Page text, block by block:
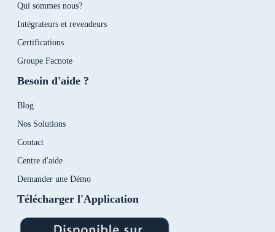
Qui sommes nous?
Intégrateurs et revendeurs
Certifications
Groupe Facnote
Besoin d'aide ?
Blog
Nos Solutions
Contact
Centre d'aide
Demander une Démo
Télécharger l'Application